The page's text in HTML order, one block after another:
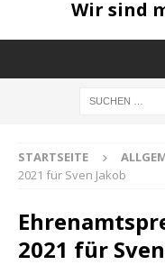
Wir sind
STARTSEITE
2021 für Sven Jakob
2021 für